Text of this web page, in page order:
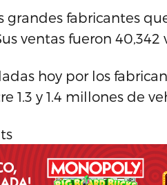
grandes fabricantes
ventas fueron
hoy por los
1.3 y 1.4 millones de